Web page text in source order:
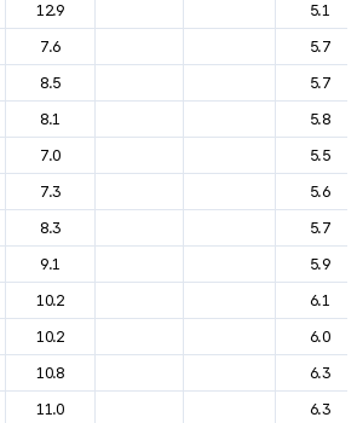
12.9
5.1
7.6
5.7
8.5
5.7
8.1
5.8
7.0
5.5
7.3
5.6
8.3
5.7
9.1
5.9
10.2
6.1
10.2
6.0
10.8
6.3
11.0
6.3